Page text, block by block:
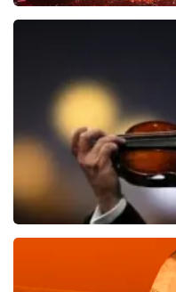
BESTEL NU
laatste 30 minuten